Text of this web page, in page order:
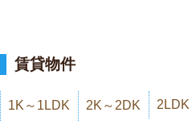
賃貸物件
1K～1LDK 2K～2DK 2LDK